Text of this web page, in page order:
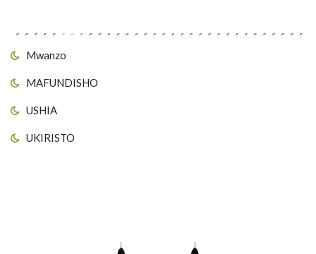
Mwanzo
MAFUNDISHO
USHIA
UKIRISTO